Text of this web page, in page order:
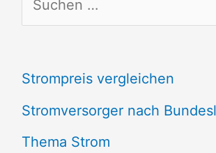
u
h
e
n
Strompreis vergleichen
Stromversorger nach
Thema Strom